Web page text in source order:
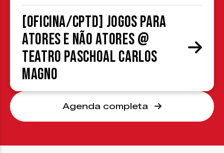
[OFICINA/CPTD] Jogos para
atores e não atores @
Teatro Paschoal Carlos
Magno
Agenda completa